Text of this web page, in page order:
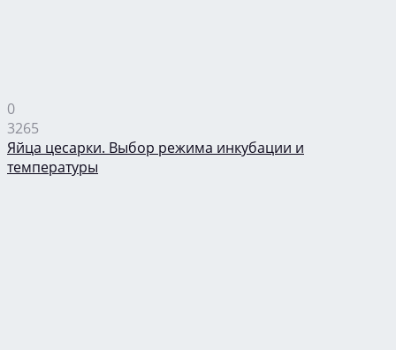
0
3265
Яйца цесарки. Выбор режима инкубации и
температуры